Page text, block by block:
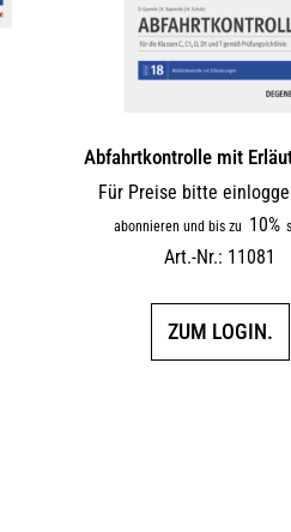
Abfahrtkontrolle mit
Für Preise bitte
abonnieren und bis zu 10%
Art.-Nr.: 11081
ZUM LOGIN.